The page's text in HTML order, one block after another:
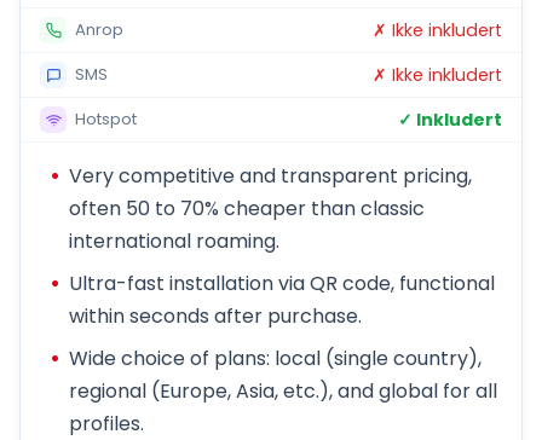
Anrop ✗ Ikke inkludert
SMS ✗ Ikke inkludert
Hotspot ✓ Inkludert
Very competitive and transparent pricing,
often 50 to 70% cheaper than classic
international roaming.
Ultra-fast installation via QR code, functional
within seconds after purchase.
Wide choice of plans: local (single country),
regional (Europe, Asia, etc.), and global for all
profiles.